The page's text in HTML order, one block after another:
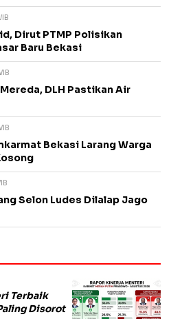
Dirut PTMP Polisikan
Baru Bekasi
DLH Pastikan Air
Bekasi Larang Warga
Selon Ludes Dilalap Jago
Terbaik
Disorot